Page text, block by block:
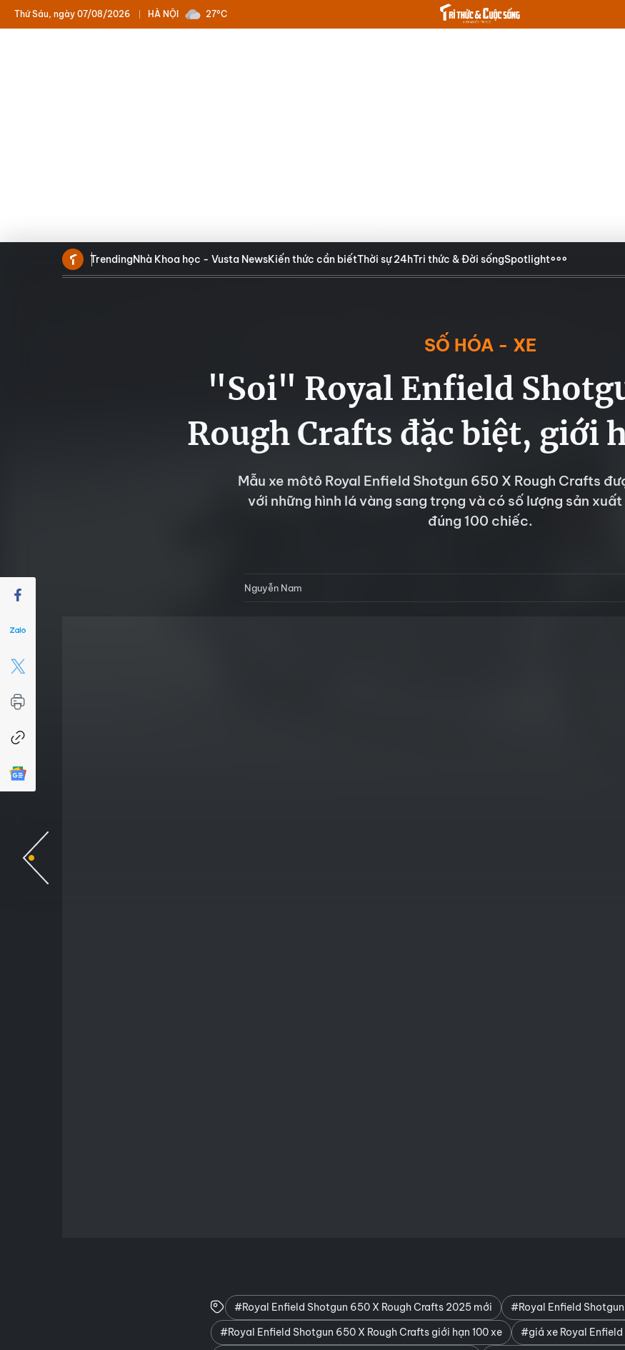
HÀ NỘI
Thứ Sáu, ngày 07/08/2026 27°C
TrendingNhà Khoa học - Vusta NewsKiến thức cần biếtThời sự 24hTri thức & Đời sốngSpotlight
SỐ HÓA - XE
"Soi" Royal Enfield
Rough Crafts đặc biệt, giới
Mẫu xe môtô Royal Enfield Shotgun 650 X Rough Crafts
với những hình lá vàng sang trọng và có số lượng sản
đúng 100 chiếc.
Nguyễn Nam
#Royal Enfield Shotgun 650 X Rough Crafts 2025 mới
#Royal Enfield
#Royal Enfield Shotgun 650 X Rough Crafts giới hạn 100 xe
#giá xe Royal